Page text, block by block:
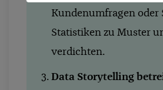
Kundenumfragen oder
Statistiken zu Muster
verdichten.
Data Storytelling